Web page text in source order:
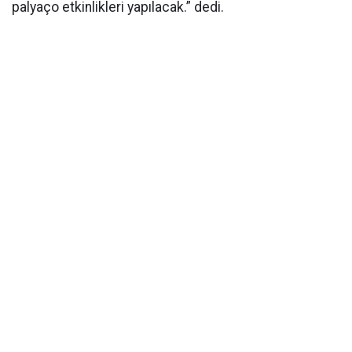
palyaço etkinlikleri yapılacak.” dedi.